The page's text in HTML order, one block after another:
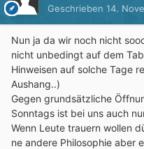
Geschrieben 14.
Nun ja da wir noch nicht
nicht unbedingt auf dem
Hinweisen auf solche Tage
Aushang..)
Gegen grundsätzliche
Sonntags ist bei uns auch
Wenn Leute trauern wollen
ne andere Philosophie aber